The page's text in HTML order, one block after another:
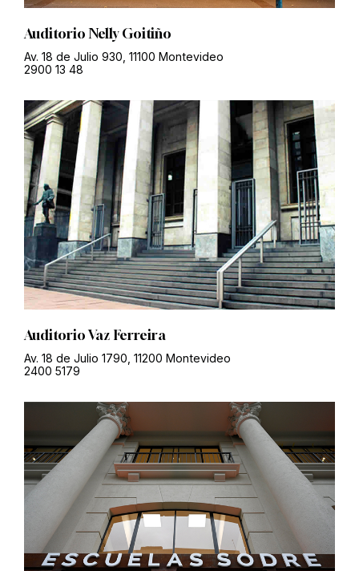
Auditorio Nelly Goitiño
Av. 18 de Julio 930, 11100 Montevideo
2900 13 48
Auditorio Vaz Ferreira
Av. 18 de Julio 1790, 11200 Montevideo
2400 5179